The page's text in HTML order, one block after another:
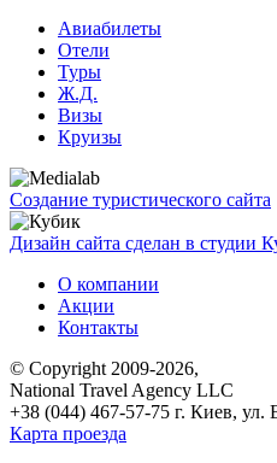
Авиабилеты
Отели
Туры
Ж.Д.
Визы
Круизы
Создание туристического сайта
Дизайн сайта сделан в студии
О компании
Акции
Контакты
© Copyright 2009-2026,
National Travel Agency LLC
+38 (044) 467-57-75 г. Киев, ул.
Карта проезда